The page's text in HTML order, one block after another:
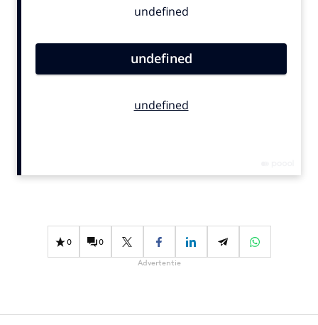
Contentmarketing
Effectiviteit
Gedragsverandering
Martech
0 0
Advertentie